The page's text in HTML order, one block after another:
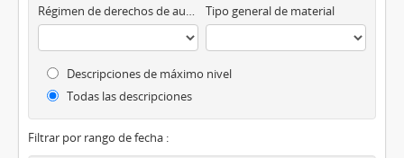
Régimen de derechos de autor Tipo general de material
Descripciones de máximo nivel
Todas las descripciones
Filtrar por rango de fecha :